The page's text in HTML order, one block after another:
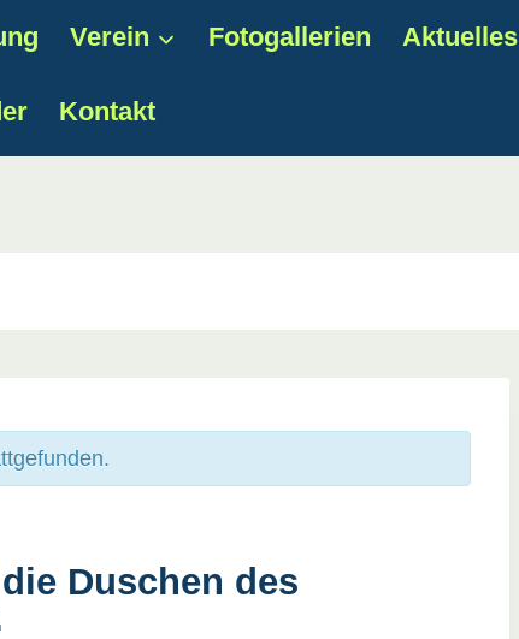
Verein Fotogallerien Aktuelles
Kontakt
Duschen des